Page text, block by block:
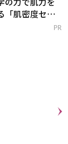
「肌密度セラ
PR